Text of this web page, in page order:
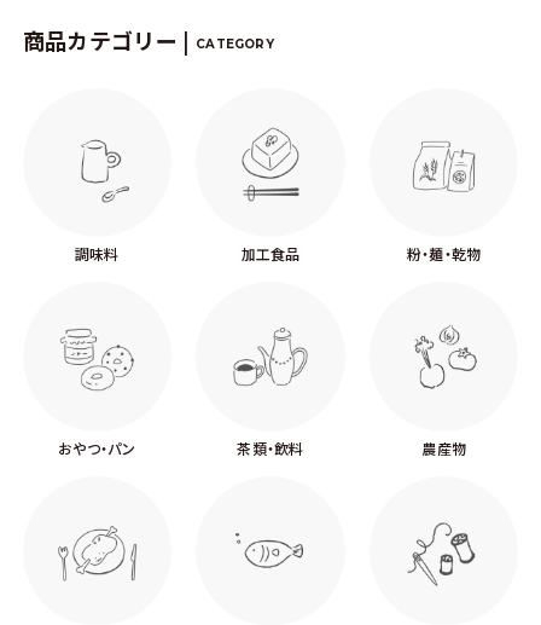
商品カテゴリー | CATEGORY
調味料 加工食品 粉・麺・乾物
おやつ・パン 茶類・飲料 農産物